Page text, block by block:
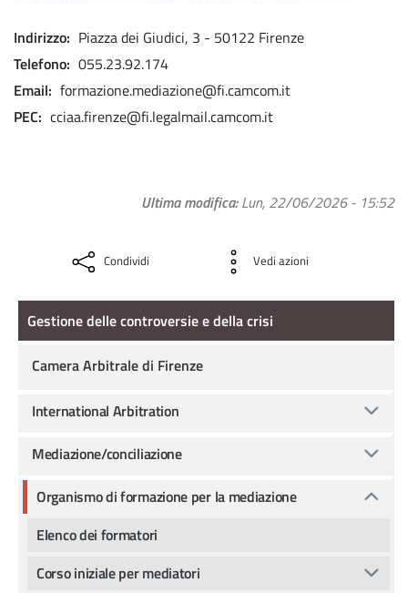
Indirizzo Piazza dei Giudici, 3 - 50122 Firenze
Telefono 055.23.92.174
Email formazione.mediazione@fi.camcom.it
PEC cciaa.firenze@fi.legalmail.camcom.it
Ultima modifica Lun, 22/06/2026 - 15:52
Condividi Vedi azioni
Gestione delle controversie e della crisi
Gestione delle controversie e della crisi
Camera Arbitrale di Firenze
International Arbitration
Mediazione/conciliazione
Organismo di formazione per la mediazione
Elenco dei formatori
Corso iniziale per mediatori